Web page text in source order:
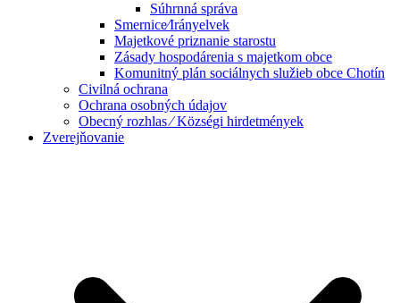
Súhrnná správa
Smernice⁄Irányelvek
Majetkové priznanie starostu
Zásady hospodárenia s majetkom obce
Komunitný plán sociálnych služieb obce Chotín
Civilná ochrana
Ochrana osobných údajov
Obecný rozhlas ⁄ Községi hirdetmények
Zverejňovanie